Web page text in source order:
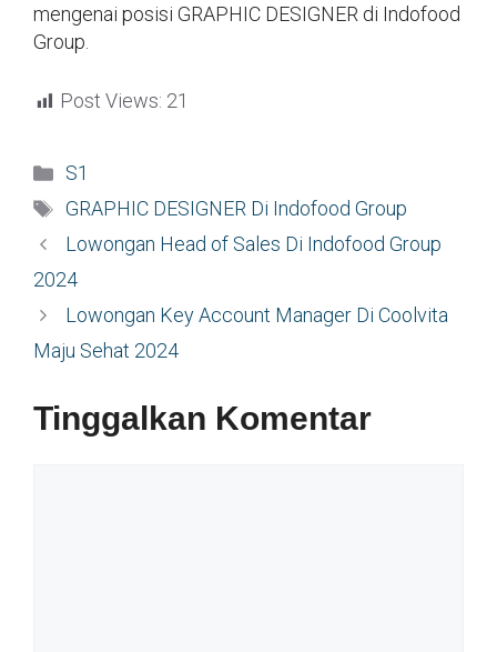
mengenai posisi GRAPHIC DESIGNER di Indofood
Group.
Post Views: 21
Kategori
S1
Tag
GRAPHIC DESIGNER Di Indofood Group
Lowongan Head of Sales Di Indofood Group
2024
Lowongan Key Account Manager Di Coolvita
Maju Sehat 2024
Tinggalkan Komentar